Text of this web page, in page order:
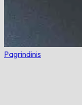
Pagrindinis